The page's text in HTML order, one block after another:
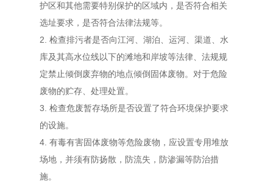
护区和其他需要特别保护的区域内，是否符合相关
选址要求，是否符合法律法规等。
2. 检查排污者是否向江河、湖泊、运河、渠道、水
库及其高水位线以下的滩地和岸坡等法律、法规规
定禁止倾倒废弃物的地点倾倒固体废物。对于危险
废物的贮存、处理处置。
3. 检查危废暂存场所是否设置了符合环境保护要求
的设施。
4. 有毒有害固体废物等危险废物，应设置专用堆放
场地，并须有防扬散，防流失，防渗漏等防治措
施。